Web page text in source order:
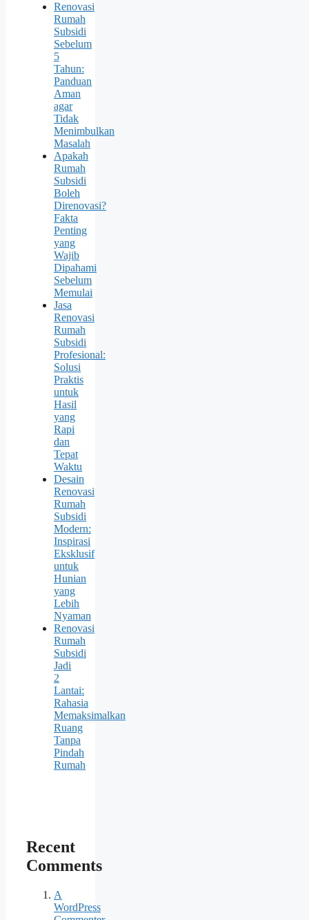
Renovasi
Rumah
Subsidi
Sebelum
5
Tahun:
Panduan
Aman
agar
Tidak
Menimbulkan
Masalah
Apakah
Rumah
Subsidi
Boleh
Direnovasi?
Fakta
Penting
yang
Wajib
Dipahami
Sebelum
Memulai
Jasa
Renovasi
Rumah
Subsidi
Profesional:
Solusi
Praktis
untuk
Hasil
yang
Rapi
dan
Tepat
Waktu
Desain
Renovasi
Rumah
Subsidi
Modern:
Inspirasi
Eksklusif
untuk
Hunian
yang
Lebih
Nyaman
Renovasi
Rumah
Subsidi
Jadi
2
Lantai:
Rahasia
Memaksimalkan
Ruang
Tanpa
Pindah
Rumah
Recent
Comments
A
WordPress